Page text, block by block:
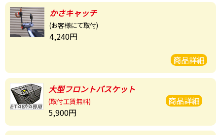
かさキャッチ
(お客様にて取付)
4,240円
商品詳細
大型フロントバスケット
(取付工賃無料)
5,900円
商品詳細